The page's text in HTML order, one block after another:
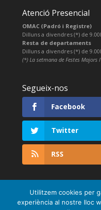
Atenció Presencial
OMAC (Padró i Registre)
Dilluns a divendres (*) de
Resta de departaments
Dilluns a divendres (*) de
(*) La setmana de Festes Majors
Segueix-nos
Facebook
Twitter
RSS
Utilitzem cookies per
experiència al nostre lloc